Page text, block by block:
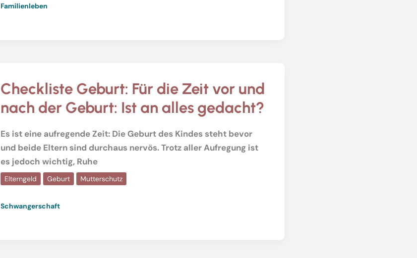
Familienleben
Checkliste Geburt: Für die Zeit vor und
nach der Geburt: Ist an alles gedacht?
Es ist eine aufregende Zeit: Die Geburt des Kindes steht bevor
und beide Eltern sind durchaus nervös. Trotz aller Aufregung ist
es jedoch wichtig, Ruhe
Elterngeld Geburt Mutterschutz
Schwangerschaft